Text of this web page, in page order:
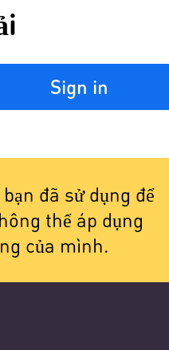
Sign in
đã sử dụng để
thể áp dụng
của mình.